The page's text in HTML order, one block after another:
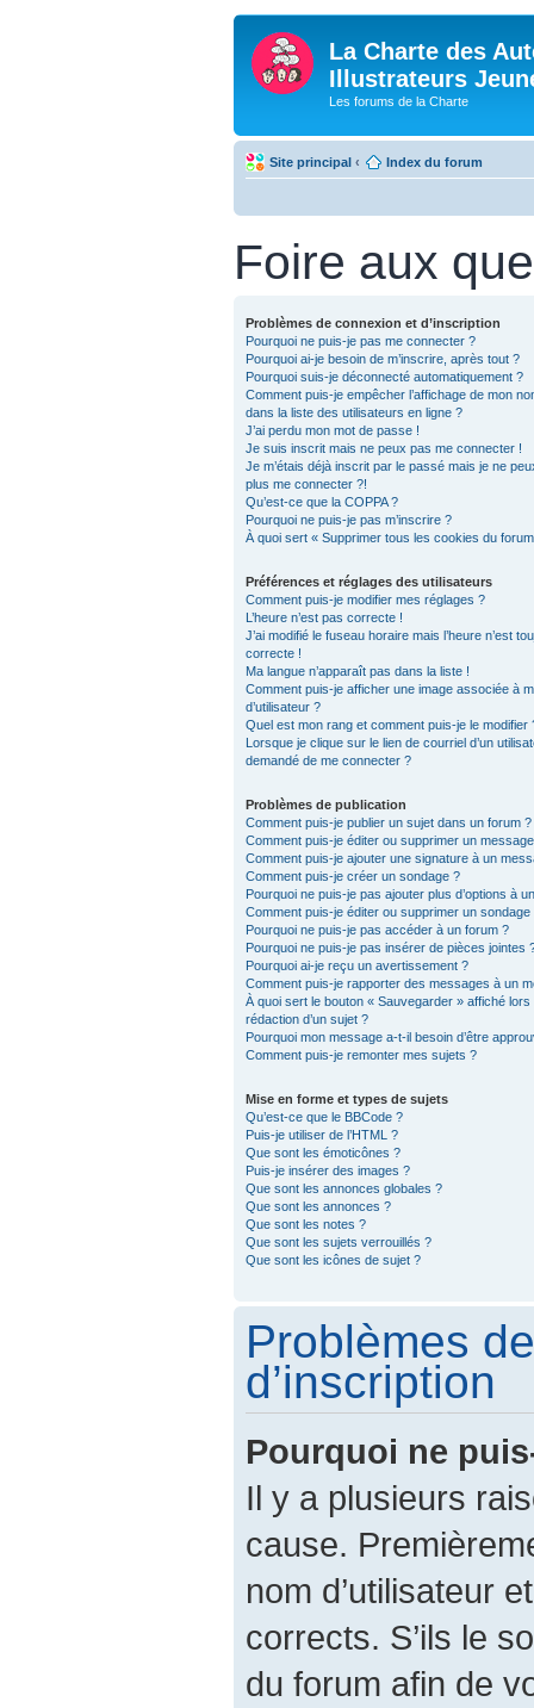
La Charte des
Illustrateurs
Les forums de la Charte
Site principal ‹ Index du forum
Foire aux
Problèmes de connexion et d’inscription
Pourquoi ne puis-je pas me connecter ?
Pourquoi ai-je besoin de m’inscrire, après tout ?
Pourquoi suis-je déconnecté automatiquement ?
Comment puis-je empêcher l’affichage de mon
dans la liste des utilisateurs en ligne ?
J’ai perdu mon mot de passe !
Je suis inscrit mais ne peux pas me connecter !
Je m’étais déjà inscrit par le passé mais je ne
plus me connecter ?!
Qu’est-ce que la COPPA ?
Pourquoi ne puis-je pas m’inscrire ?
À quoi sert « Supprimer tous les cookies du
Préférences et réglages des utilisateurs
Comment puis-je modifier mes réglages ?
L’heure n’est pas correcte !
J’ai modifié le fuseau horaire mais l’heure n’est
correcte !
Ma langue n’apparaît pas dans la liste !
Comment puis-je afficher une image associée à
d’utilisateur ?
Quel est mon rang et comment puis-je le modifier
Lorsque je clique sur le lien de courriel d’un
demandé de me connecter ?
Problèmes de publication
Comment puis-je publier un sujet dans un forum ?
Comment puis-je éditer ou supprimer un
Comment puis-je ajouter une signature à un
Comment puis-je créer un sondage ?
Pourquoi ne puis-je pas ajouter plus d’options à
Comment puis-je éditer ou supprimer un sondage
Pourquoi ne puis-je pas accéder à un forum ?
Pourquoi ne puis-je pas insérer de pièces jointes
Pourquoi ai-je reçu un avertissement ?
Comment puis-je rapporter des messages à un
À quoi sert le bouton « Sauvegarder » affiché lors
rédaction d’un sujet ?
Pourquoi mon message a-t-il besoin d’être
Comment puis-je remonter mes sujets ?
Mise en forme et types de sujets
Qu’est-ce que le BBCode ?
Puis-je utiliser de l’HTML ?
Que sont les émoticônes ?
Puis-je insérer des images ?
Que sont les annonces globales ?
Que sont les annonces ?
Que sont les notes ?
Que sont les sujets verrouillés ?
Que sont les icônes de sujet ?
Problèmes
d’inscription
Pourquoi ne
Il y a plusieurs
cause.
nom d’utilisateur
corrects. S’ils le
du forum afin de